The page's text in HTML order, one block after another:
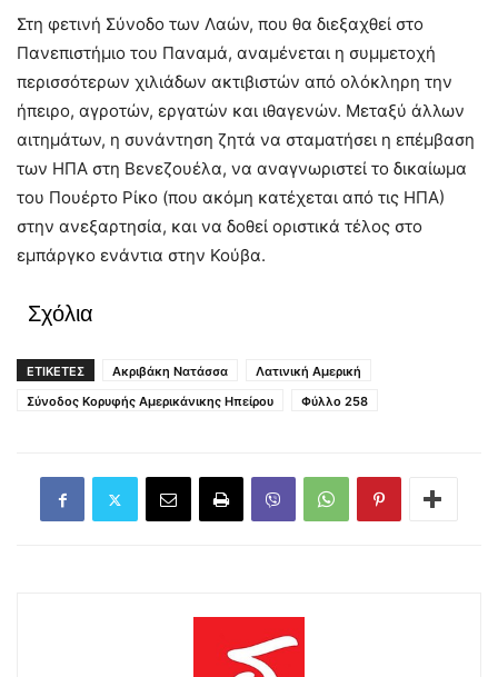
Στη φετινή Σύνοδο των Λαών, που θα διεξαχθεί στο
Πανεπιστήμιο του Παναμά, αναμένεται η συμμετοχή
περισσότερων χιλιάδων ακτιβιστών από ολόκληρη την
ήπειρο, αγροτών, εργατών και ιθαγενών. Μεταξύ άλλων
αιτημάτων, η συνάντηση ζητά να σταματήσει η επέμβαση
των ΗΠΑ στη Βενεζουέλα, να αναγνωριστεί το δικαίωμα
του Πουέρτο Ρίκο (που ακόμη κατέχεται από τις ΗΠΑ)
στην ανεξαρτησία, και να δοθεί οριστικά τέλος στο
εμπάργκο ενάντια στην Κούβα.
Σχόλια
ΕΤΙΚΕΤΕΣ Ακριβάκη Νατάσσα
Λατινική Αμερική
Σύνοδος Κορυφής Αμερικάνικης Ηπείρου
Φύλλο 258